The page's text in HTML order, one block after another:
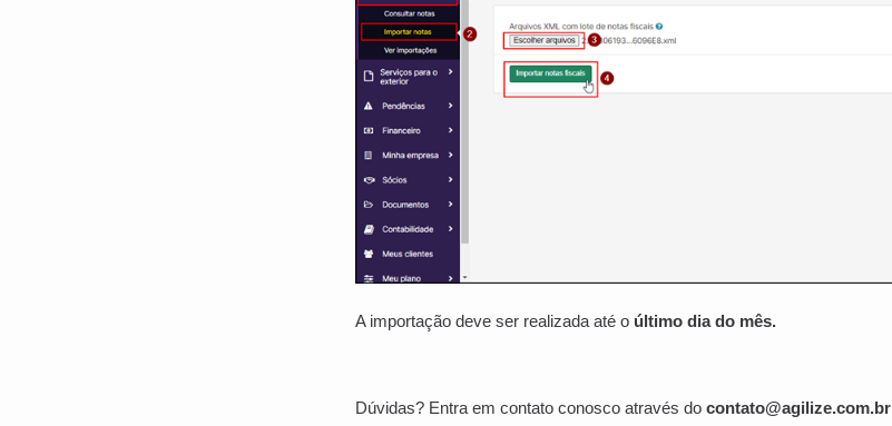
A importação deve ser realizada até o último dia do mês.
Dúvidas? Entra em contato conosco através docontato@agilize.com.br